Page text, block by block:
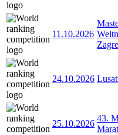
11.10.2026
24.10.2026
25.10.2026
43.